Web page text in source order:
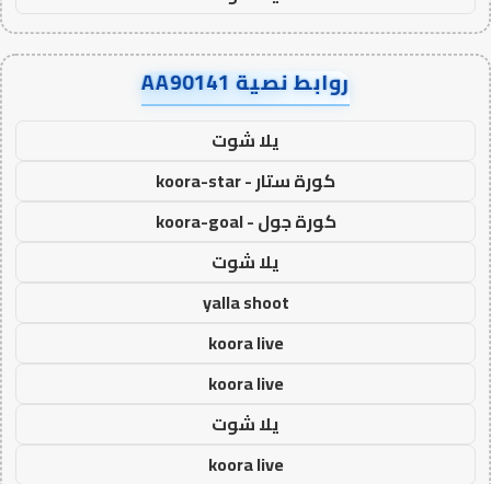
روابط نصية AA90141
يلا شوت
كورة ستار - koora-star
كورة جول - koora-goal
يلا شوت
yalla shoot
koora live
koora live
يلا شوت
koora live